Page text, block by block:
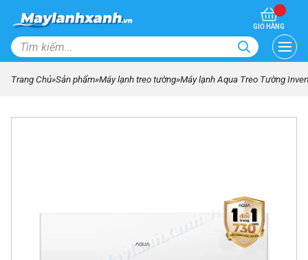
GIỎ HÀNG
Trang Chủ»Sản phẩm»Máy lạnh treo tường»Máy lạnh Aqua Treo Tường